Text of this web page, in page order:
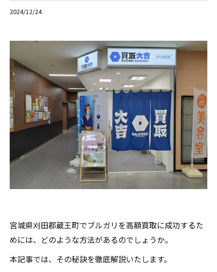
2024/12/24
宮城県刈田郡蔵王町でブルガリを高額買取に成功するた
めには、どのような方法があるのでしょうか。
本記事では、その秘訣を徹底解説いたします。